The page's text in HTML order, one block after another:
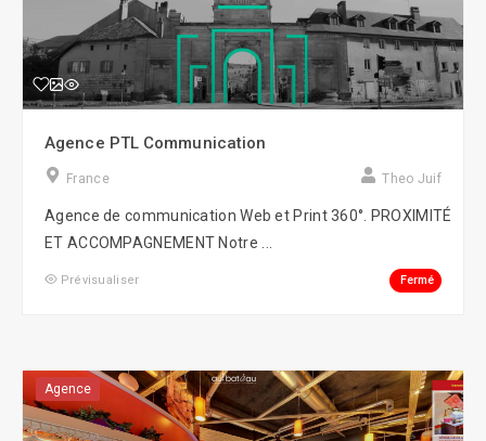
Agence PTL Communication
France Theo Juif
Agence de communication Web et Print 360°. PROXIMITÉ
ET ACCOMPAGNEMENT Notre ...
Prévisualiser Fermé
Agence